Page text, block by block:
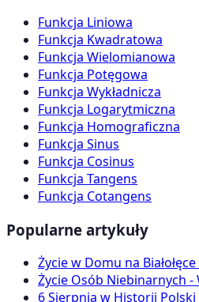
Funkcja Liniowa
Funkcja Kwadratowa
Funkcja Wielomianowa
Funkcja Potęgowa
Funkcja Wykładnicza
Funkcja Logarytmiczna
Funkcja Homograficzna
Funkcja Sinus
Funkcja Cosinus
Funkcja Tangens
Funkcja Cotangens
Popularne artykuły
Życie w Domu na
Życie Osób Niebinarnych
6 Sierpnia w Historii